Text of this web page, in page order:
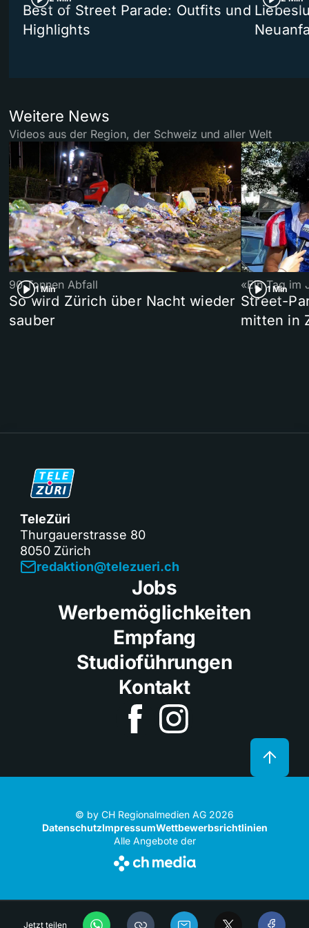
Jetzt teilen
Best of Street Parade: Outfits und
Highlights
Weitere News
Videos aus der Region, der Schweiz und aller Welt
1 Min
90 Tonnen Abfall
So wird Zürich über Nacht wieder
sauber
1 Min
«Ein Tag im
Street-
mitten in
TeleZüri
Thurgauerstrasse 80
8050 Zürich
redaktion@telezueri.ch
Jobs
Werbemöglichkeiten
Empfang
Studioführungen
Kontakt
© by CH Regionalmedien AG 2026
DatenschutzImpressumWettbewerbsrichtlinien
Alle Angebote der